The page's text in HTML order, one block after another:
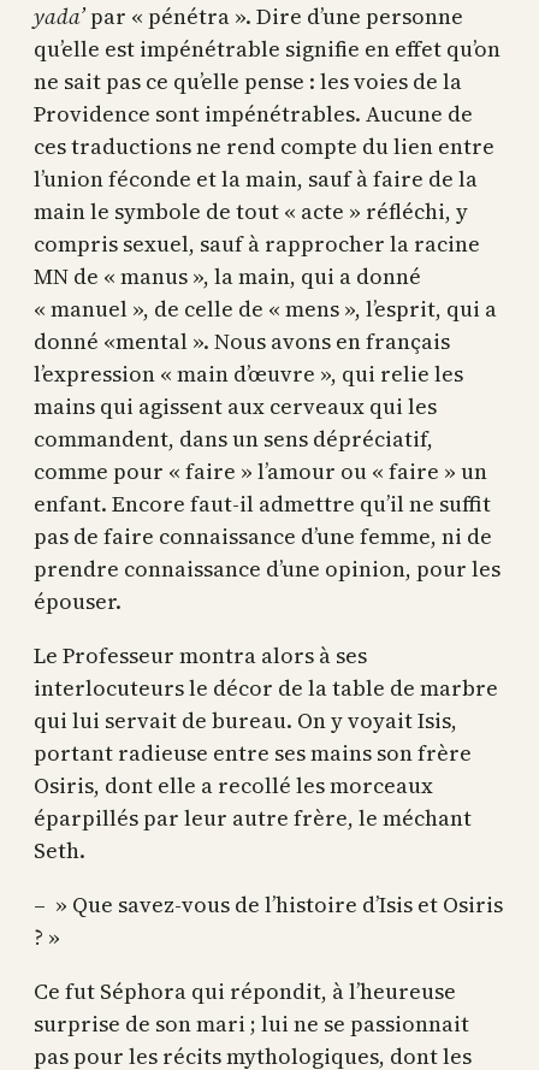
yada’ par « pénétra ». Dire d’une personne
qu’elle est impénétrable signifie en effet qu’on
ne sait pas ce qu’elle pense : les voies de la
Providence sont impénétrables. Aucune de
ces traductions ne rend compte du lien entre
l’union féconde et la main, sauf à faire de la
main le symbole de tout « acte » réfléchi, y
compris sexuel, sauf à rapprocher la racine
MN de « manus », la main, qui a donné
« manuel », de celle de « mens », l’esprit, qui a
donné «mental ». Nous avons en français
l’expression « main d’œuvre », qui relie les
mains qui agissent aux cerveaux qui les
commandent, dans un sens dépréciatif,
comme pour « faire » l’amour ou « faire » un
enfant. Encore faut-il admettre qu’il ne suffit
pas de faire connaissance d’une femme, ni de
prendre connaissance d’une opinion, pour les
épouser.
Le Professeur montra alors à ses
interlocuteurs le décor de la table de marbre
qui lui servait de bureau. On y voyait Isis,
portant radieuse entre ses mains son frère
Osiris, dont elle a recollé les morceaux
éparpillés par leur autre frère, le méchant
Seth.
– » Que savez-vous de l’histoire d’Isis et Osiris
? »
Ce fut Séphora qui répondit, à l’heureuse
surprise de son mari ; lui ne se passionnait
pas pour les récits mythologiques, dont les